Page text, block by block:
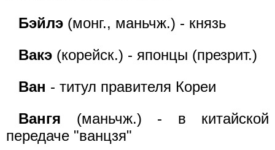
Бэйлэ (монг., маньчж.) - князь
Вакэ (корейск.) - японцы (презрит.)
Ван - титул правителя Кореи
Вангя (маньчж.) - в китайской
передаче "ванцзя"